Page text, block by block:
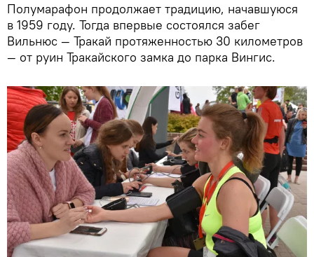
Полумарафон продолжает традицию, начавшуюся
в 1959 году. Тогда впервые состоялся забег
Вильнюс — Тракай протяженностью 30 километров
— от руин Тракайского замка до парка Вингис.